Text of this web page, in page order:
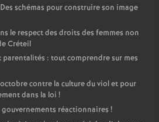
schémas pour construire son image
le respect des droits des femmes non
Créteil
parentalités : tout comprendre sur mes
contre la culture du viol et pour
dans la loi !
réactionnaires !